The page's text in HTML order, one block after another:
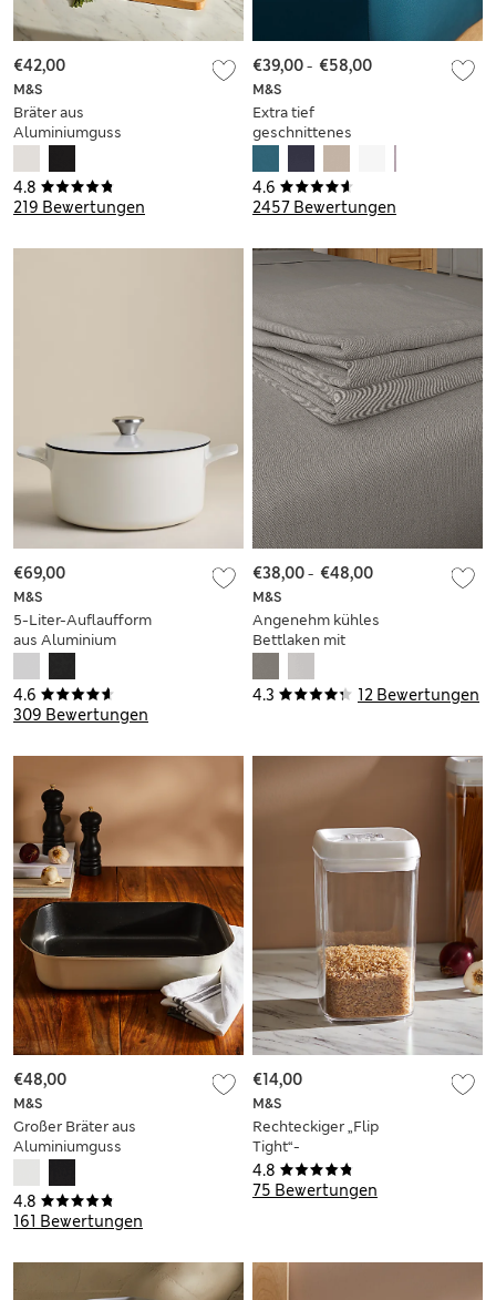
4.8
219 Bewertungen
M&S
Bräter aus
Aluminiumguss
€42,00
4.6
2457 Bewertungen
M&S
Extra tief
geschnittenes
ägyptischer
Baumwolle
(Fadenzahl 230)
€39,00- €58,00
4.6
309 Bewertungen
M&S
5-Liter-Auflaufform
aus Aluminium
€69,00
4.3 12 Bewertungen
M&S
Angenehm kühles
Bettlaken mit
Anteil
€38,00- €48,00
4.8
161 Bewertungen
M&S
Großer Bräter aus
Aluminiumguss
€48,00
4.8
75 Bewertungen
M&S
Rechteckiger „Flip
Tight“-
Lebensmittelbehälter
2,4 l
€14,00